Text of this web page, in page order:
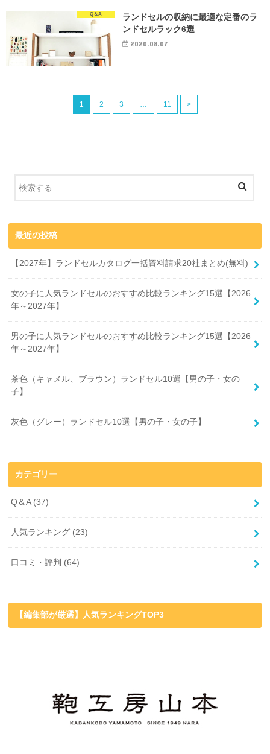
Q＆A
ランドセルの収納に最適な定番のラ
ンドセルラック6選
2020.08.07
1 2 3 11 >
最近の投稿
【2027年】ランドセルカタログ一括資料請求20社まとめ(無料)
女の子に人気ランドセルのおすすめ比較ランキング15選【2026
年～2027年】
男の子に人気ランドセルのおすすめ比較ランキング15選【2026
年～2027年】
茶色（キャメル、ブラウン）ランドセル10選【男の子・女の
子】
灰色（グレー）ランドセル10選【男の子・女の子】
カテゴリー
Q＆A (37)
人気ランキング (23)
口コミ・評判 (64)
【編集部が厳選】人気ランキングTOP3